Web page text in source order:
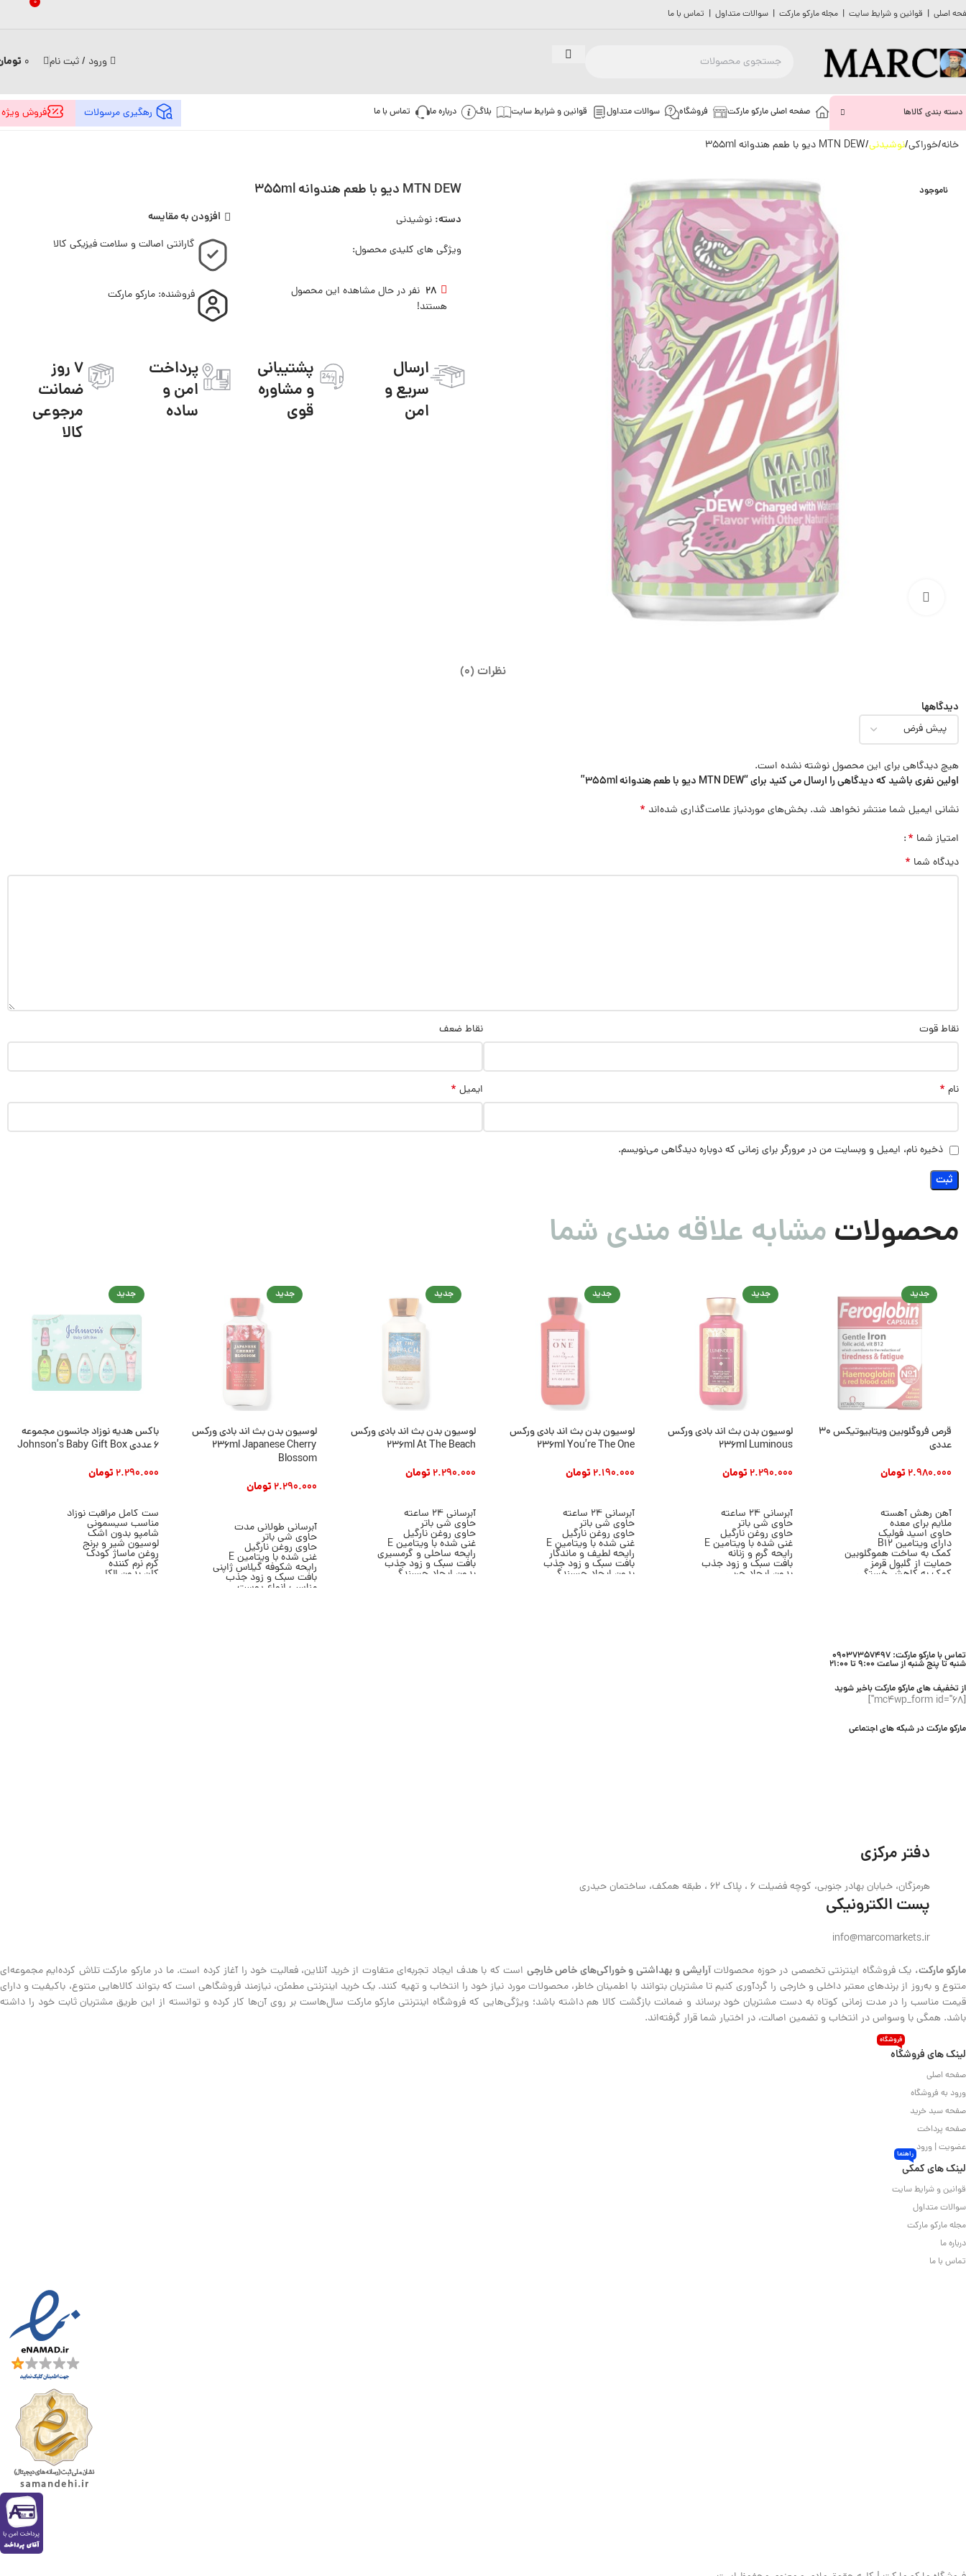
اصلی | قوانین و شرایط سایت | مجله مارکو مارکت | سوالات متداول | تماس با ما
ورود / ثبت نام 0
دسته بندی کالاها صفحه اصلی مارکو مارکت فروشگاه سوالات متداول قوانین و شرایط سایت بلاگ درباره ما تماس با ما رهگیری مرسولات فروش ویژه
خانه خوراکی نوشیدنی MTN DEW دیو با طعم هندوانه 355ml
ناموجود MTN DEW دیو با طعم هندوانه 355ml
دسته: نوشیدنی
ویژگی های کلیدی محصول:
28 نفر در حال مشاهده این محصول
هستند!
افزودن به مقایسه
گارانتی اصالت و سلامت فیزیکی کالا
فروشنده: مارکو مارکت
ارسال
سریع و
امن
پشتیبانی
و مشاوره
قوی
پرداخت
امن و
ساده
7 روز
ضمانت
مرجوعی
کالا
نظرات (0)
دیدگاهها
هیچ دیدگاهی برای این محصول نوشته نشده است.
اولین نفری باشید که دیدگاهی را ارسال می کنید برای “MTN DEW دیو با طعم هندوانه 355ml”
نشانی ایمیل شما منتشر نخواهد شد. بخش‌های موردنیاز علامت‌گذاری شده‌اند *
امتیاز شما *
دیدگاه شما *
نقاط قوت نقاط ضعف
نام * ایمیل *
ذخیره نام، ایمیل و وبسایت من در مرورگر برای زمانی که دوباره دیدگاهی می‌نویسم.
محصولاتمشابه علاقه مندی شما
جدید
قرص فروگلوبین ویتابیوتیکس ۳۰
عددی
2.980.000تومان
آهن رهش آهسته
ملایم برای معده
حاوی اسید فولیک
دارای ویتامین B12
کمک به ساخت هموگلوبین
حمایت از گلبول قرمز
کمک به کاهش خستگی
جدید
لوسیون بدن بث اند بادی ورکس
236ml Luminous
2.290.000تومان
آبرسانی 24 ساعته
حاوی شی باتر
حاوی روغن نارگیل
غنی شده با ویتامین E
رایحه گرم و زنانه
بافت سبک و زود جذب
بدون ایجاد چربی
جدید
لوسیون بدن بث اند بادی ورکس
236ml You’re The One
2.190.000تومان
آبرسانی 24 ساعته
حاوی شی باتر
حاوی روغن نارگیل
غنی شده با ویتامین E
رایحه لطیف و ماندگار
بافت سبک و زود جذب
بدون ایجاد چسبندگی
جدید
لوسیون بدن بث اند بادی ورکس
236ml At The Beach
2.290.000تومان
آبرسانی 24 ساعته
حاوی شی باتر
حاوی روغن نارگیل
غنی شده با ویتامین E
رایحه ساحلی و گرمسیری
بافت سبک و زود جذب
بدون ایجاد چسبندگی
جدید
لوسیون بدن بث اند بادی ورکس
236ml Japanese Cherry
Blossom
2.290.000تومان
آبرسانی طولانی مدت
حاوی شی باتر
حاوی روغن نارگیل
غنی شده با ویتامین E
رایحه شکوفه گیلاس ژاپنی
بافت سبک و زود جذب
مناسب انواع پوست
جدید
باکس هدیه نوزاد جانسون مجموعه
6 عددی Johnson’s Baby Gift Box
2.290.000تومان
ست کامل مراقبت نوزاد
مناسب سیسمونی
شامپو بدون اشک
لوسیون شیر و برنج
روغن ماساژ کودک
کرم نرم کننده
کلن بدون الکل
تماس با مارکو مارکت: 09037357497
شنبه تا پنج شنبه از ساعت 9:00 تا 21:00
از تخفیف های مارکو مارکت باخبر شوید
[mc4wp_form id="68"]
مارکو مارکت در شبکه های اجتماعی
دفتر مرکزی
هرمزگان، خیابان بهادر جنوبی، کوچه فضیلت 6 ، پلاک 62 ، طبقه همکف، ساختمان حیدری
پست الکترونیکی
info@marcomarkets.ir
مارکو مارکت، یک فروشگاه اینترنتی تخصصی در حوزه محصولاتآرایشی و بهداشتی و خوراکی‌های خاص خارجی است که با هدف ایجاد تجربه‌ای متفاوت از خرید آنلاین، فعالیت خود را آغاز کرده است. ما در مارکو مارکت تلاش کرده‌ایم مجموعه‌ای
متنوع و به‌روز از برندهای معتبر داخلی و خارجی را گردآوری کنیم تا مشتریان بتوانند با اطمینان خاطر، محصولات مورد نیاز خود را انتخاب و تهیه کنند. یک خرید اینترنتی مطمئن، نیازمند فروشگاهی است که بتواند کالاهایی متنوع، باکیفیت و دارای
قیمت مناسب را در مدت زمانی کوتاه به دست مشتریان خود برساند و ضمانت بازگشت کالا هم داشته باشد؛ ویژگی‌هایی که فروشگاه اینترنتی مارکو مارکت سال‌هاست بر روی آن‌ها کار کرده و توانسته از این طریق مشتریان ثابت خود را داشته
باشد. همگی با وسواس در انتخاب و تضمین اصالت، در اختیار شما قرار گرفته‌اند.
لینک های فروشگاه
فروشگاه
صفحه اصلی
ورود به فروشگاه
صفحه سبد خرید
صفحه پرداخت
عضویت | ورود
لینک های کمکی
راهنما
قوانین و شرایط سایت
سوالات متداول
مجله مارکو مارکت
درباره ما
تماس با ما